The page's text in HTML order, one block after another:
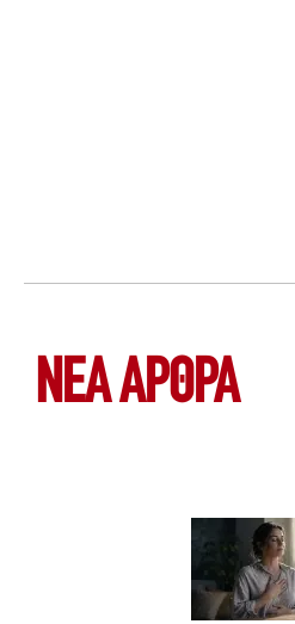
ΝΕΑ ΆΡΘΡΑ